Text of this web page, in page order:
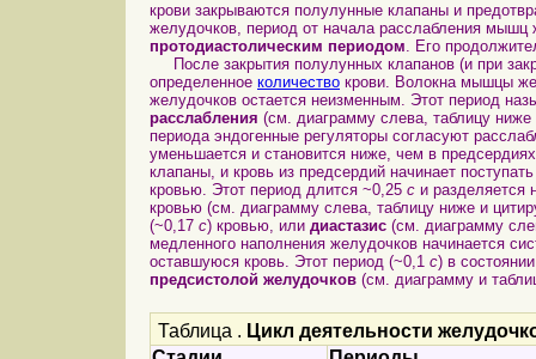
крови закрываются полулунные клапаны и
желудочков, период от начала расслабления
протодиастолическим периодом. Его
После закрытия полулунных клапанов (и при
определенное количество крови. Волокна мышцы
желудочков остается неизменным. Этот период
расслабления (см. диаграмму слева, таблицу
периода эндогенные регуляторы согласуют
уменьшается и становится ниже, чем в
клапаны, и кровь из предсердий начинает
кровью. Этот период длится ~0,25 с и
кровью (см. диаграмму слева, таблицу ниже и
(~0,17 с) кровью, или диастазис (см. диаграмму
медленного наполнения желудочков начинается
оставшуюся кровь. Этот период (~0,1 с) в
предсистолой желудочков (см. диаграмму и
Таблица . Цикл деятельности